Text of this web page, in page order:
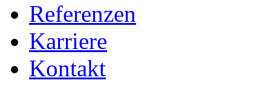
Referenzen
Karriere
Kontakt